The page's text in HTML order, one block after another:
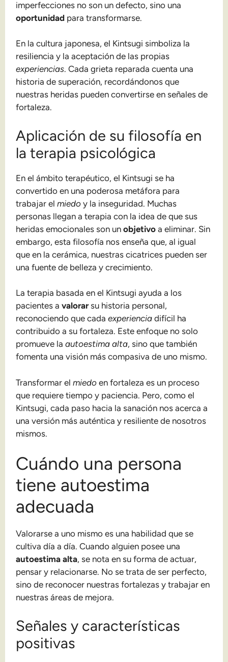
imperfecciones no son un defecto, sino una
oportunidad para transformarse.
En la cultura japonesa, el Kintsugi simboliza la
resiliencia y la aceptación de las propias
experiencias. Cada grieta reparada cuenta una
historia de superación, recordándonos que
nuestras heridas pueden convertirse en señales de
fortaleza.
Aplicación de su filosofía en
la terapia psicológica
En el ámbito terapéutico, el Kintsugi se ha
convertido en una poderosa metáfora para
trabajar elmiedo y la inseguridad. Muchas
personas llegan a terapia con la idea de que sus
heridas emocionales son unobjetivo a eliminar. Sin
embargo, esta filosofía nos enseña que, al igual
que en la cerámica, nuestras cicatrices pueden ser
una fuente de belleza y crecimiento.
La terapia basada en el Kintsugi ayuda a los
pacientes avalorarsu historia personal,
reconociendo que cadaexperiencia difícil ha
contribuido a su fortaleza. Este enfoque no solo
promueve laautoestima alta, sino que también
fomenta una visión más compasiva de uno mismo.
Transformar elmiedo en fortaleza es un proceso
que requiere tiempo y paciencia. Pero, como el
Kintsugi, cada paso hacia la sanación nos acerca a
una versión más auténtica y resiliente de nosotros
mismos.
Cuándo una persona
tiene autoestima
adecuada
Valorarse a uno mismo es una habilidad que se
cultiva día a día. Cuando alguien posee una
autoestima alta, se nota en su forma de actuar,
pensar y relacionarse. No se trata de ser perfecto,
sino de reconocer nuestras fortalezas y trabajar en
nuestras áreas de mejora.
Señales y características
positivas